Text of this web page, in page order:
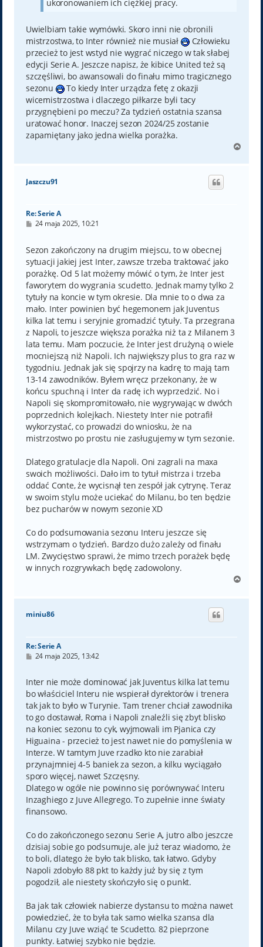
ukoronowaniem ich ciężkiej pracy.
Uwielbiam takie wymówki. Skoro inni nie obronili
mistrzostwa, to Inter również nie musiał
Człowieku
przecież to jest wstyd nie wygrać niczego w tak słabej
edycji Serie A. Jeszcze napisz, że kibice United też są
szczęśliwi, bo awansowali do finału mimo tragicznego
sezonu
To kiedy Inter urządza fetę z okazji
wicemistrzostwa i dlaczego piłkarze byli tacy
przygnębieni po meczu? Za tydzień ostatnia szansa
uratować honor. Inaczej sezon 2024/25 zostanie
zapamiętany jako jedna wielka porażka.
g
Jaszczu91
Re: Serie A
P
t
24 maja 2025, 10:21
Sezon zakończony na drugim miejscu, to w obecnej
sytuacji jakiej jest Inter, zawsze trzeba traktować jako
porażkę. Od 5 lat możemy mówić o tym, że Inter jest
faworytem do wygrania scudetto. Jednak mamy tylko 2
tytuły na koncie w tym okresie. Dla mnie to o dwa za
mało. Inter powinien być hegemonem jak Juventus
kilka lat temu i seryjnie gromadzić tytuły. Ta przegrana
z Napoli, to jeszcze większa porażka niż ta z Milanem 3
lata temu. Mam poczucie, że Inter jest drużyną o wiele
mocniejszą niż Napoli. Ich największy plus to gra raz w
tygodniu. Jednak jak się spojrzy na kadrę to mają tam
13-14 zawodników. Byłem wręcz przekonany, że w
końcu spuchną i Inter da radę ich wyprzedzić. No i
Napoli się skompromitowało, nie wygrywając w dwóch
poprzednich kolejkach. Niestety Inter nie potrafił
wykorzystać, co prowadzi do wniosku, że na
mistrzostwo po prostu nie zasługujemy w tym sezonie.
Dlatego gratulacje dla Napoli. Oni zagrali na maxa
swoich możliwości. Dało im to tytuł mistrza i trzeba
oddać Conte, że wycisnął ten zespół jak cytrynę. Teraz
w swoim stylu może uciekać do Milanu, bo ten będzie
bez pucharów w nowym sezonie XD
Co do podsumowania sezonu Interu jeszcze się
wstrzymam o tydzień. Bardzo dużo zależy od finału
LM. Zwycięstwo sprawi, że mimo trzech porażek będę
w innych rozgrywkach będę zadowolony.
g
miniu86
Re: Serie A
P
t
24 maja 2025, 13:42
Inter nie może dominować jak Juventus kilka lat temu
bo właściciel Interu nie wspierał dyrektorów i trenera
tak jak to było w Turynie. Tam trener chciał zawodnika
to go dostawał, Roma i Napoli znaleźli się zbyt blisko
na koniec sezonu to cyk, wyjmowali im Pjanica czy
Higuaina - przecież to jest nawet nie do pomyślenia w
Interze. W tamtym Juve rzadko kto nie zarabiał
przynajmniej 4-5 baniek za sezon, a kilku wyciągało
sporo więcej, nawet Szczęsny.
Dlatego w ogóle nie powinno się porównywać Interu
Inzaghiego z Juve Allegrego. To zupełnie inne światy
finansowo.
Co do zakończonego sezonu Serie A, jutro albo jeszcze
dzisiaj sobie go podsumuje, ale już teraz wiadomo, że
to boli, dlatego że było tak blisko, tak łatwo. Gdyby
Napoli zdobyło 88 pkt to każdy już by się z tym
pogodził, ale niestety skończyło się o punkt.
Ba jak tak człowiek nabierze dystansu to można nawet
powiedzieć, że to była tak samo wielka szansa dla
Milanu czy Juve wziąć te Scudetto. 82 pieprzone
punkty. Łatwiej szybko nie będzie.